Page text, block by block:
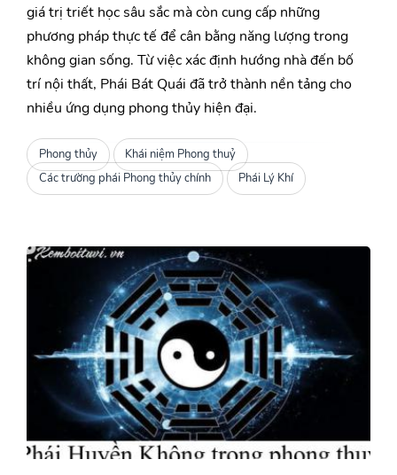
giá trị triết học sâu sắc mà còn cung cấp những
phương pháp thực tế để cân bằng năng lượng trong
không gian sống. Từ việc xác định hướng nhà đến bố
trí nội thất, Phái Bát Quái đã trở thành nền tảng cho
nhiều ứng dụng phong thủy hiện đại.
Phong thủy
Khái niệm Phong thuỷ
Các trường phái Phong thủy chính
Phái Lý Khí